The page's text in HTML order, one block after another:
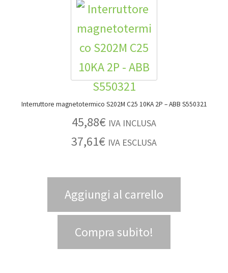
Interruttore magnetotermico S202M C25 10KA 2P – ABB S550321
45,88€ IVA INCLUSA
37,61€ IVA ESCLUSA
Aggiungi al carrello
Compra subito!